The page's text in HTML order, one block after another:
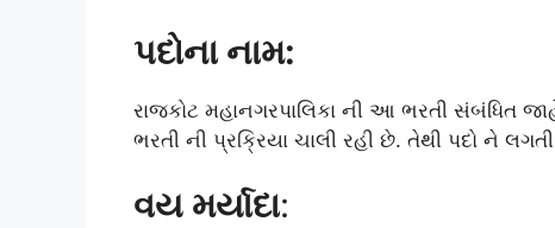
પદોના નામ:
રાજકોટ મહાનગરપાલિકા ની આ ભરતી સંબંધિત
ભરતી ની પ્રક્રિયા ચાલી રહી છે. તેથી પદો ને
વય મર્યાદા: